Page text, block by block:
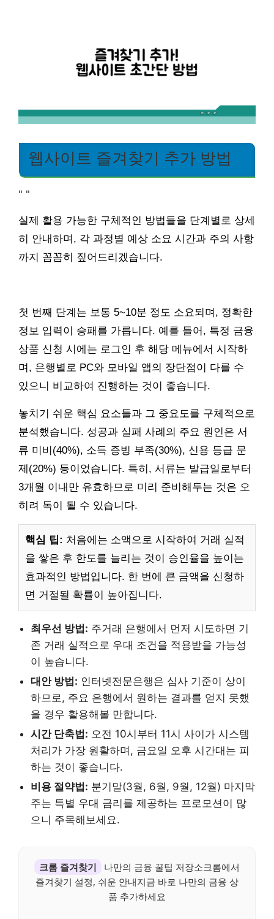
웹사이트 즐겨찾기 추가 방법
" "
실제 활용 가능한 구체적인 방법들을 단계별로 상세
히 안내하며, 각 과정별 예상 소요 시간과 주의 사항
까지 꼼꼼히 짚어드리겠습니다.
첫 번째 단계는 보통 5~10분 정도 소요되며, 정확한
정보 입력이 승패를 가릅니다. 예를 들어, 특정 금융
상품 신청 시에는 로그인 후 해당 메뉴에서 시작하
며, 은행별로 PC와 모바일 앱의 장단점이 다를 수
있으니 비교하여 진행하는 것이 좋습니다.
놓치기 쉬운 핵심 요소들과 그 중요도를 구체적으로
분석했습니다. 성공과 실패 사례의 주요 원인은 서
류 미비(40%), 소득 증빙 부족(30%), 신용 등급 문
제(20%) 등이었습니다. 특히, 서류는 발급일로부터
3개월 이내만 유효하므로 미리 준비해두는 것은 오
히려 독이 될 수 있습니다.
핵심 팁: 처음에는 소액으로 시작하여 거래 실적
을 쌓은 후 한도를 늘리는 것이 승인율을 높이는
효과적인 방법입니다. 한 번에 큰 금액을 신청하
면 거절될 확률이 높아집니다.
최우선 방법: 주거래 은행에서 먼저 시도하면 기
존 거래 실적으로 우대 조건을 적용받을 가능성
이 높습니다.
대안 방법: 인터넷전문은행은 심사 기준이 상이
하므로, 주요 은행에서 원하는 결과를 얻지 못했
을 경우 활용해볼 만합니다.
시간 단축법: 오전 10시부터 11시 사이가 시스템
처리가 가장 원활하며, 금요일 오후 시간대는 피
하는 것이 좋습니다.
비용 절약법: 분기말(3월, 6월, 9월, 12월) 마지막
주는 특별 우대 금리를 제공하는 프로모션이 많
으니 주목해보세요.
크롬 즐겨찾기
나만의 금융 꿀팁 저장소크롬에서
즐겨찾기 설정, 쉬운 안내지금 바로 나만의 금융 상
품 추가하세요